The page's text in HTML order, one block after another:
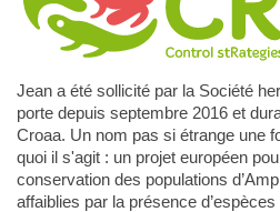
Jean a été sollicité par la Société
porte depuis septembre 2016 et
Croaa. Un nom pas si étrange une
quoi il s'agit : un projet européen
conservation des populations
affaiblies par la présence